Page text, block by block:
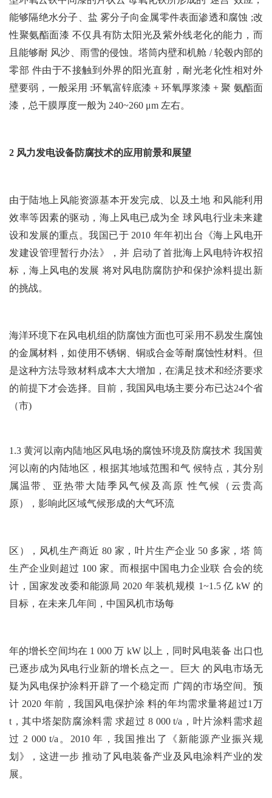
能够隔绝水分子、盐 雾分子向金属零件表面渗透和腐蚀 ;改
性聚氨酯面漆 不仅具有防太阳光及紫外线老化的能力，而
且能够耐 风沙、雨雪的侵蚀。塔筒内壁和机舱 / 轮毂内部的
零部 件由于不接触到外界的阳光直射，耐光老化性相对外
壁要弱，一般采用 :环氧富锌底漆 + 环氧厚浆漆 + 聚 氨酯面
漆，总干膜厚度一般为 240~260 μm 左右。
2 风力发电设备防腐技术的应用前景和展望
由于陆地上风能资源基本开发完成、以及土地 和风能利用
效率等因素的驱动，海上风电已成为全 球风电行业未来建
设和发展的重点。我国已于 2010 年年初出台《海上风电开
发建设管理暂行办法》，并 启动了首批海上风电特许权招
标，海上风电的发展 将对风电防腐防护和保护涂料提出新
的挑战。
海洋环境下在风电机组的防腐蚀方面也可采用不易发生腐蚀
的金属材料，如使用不锈钢、铜或合金等耐腐蚀性材料。但
是这种方法导致材料成本大大增加，在满足技术和经济要求
的前提下才会选择。目前，我国风电场主要分布已达24个省
（市)
1.3 黄河以南内陆地区风电场的腐蚀环境及防腐技术 我国黄
河以南的内陆地区，根据其地域范围和气 候特点，其分别
属温带、亚热带大陆季风气候及高原 性气候（云贵高
原），影响此区域气候形成的大气环流
区），风机生产商近 80 家，叶片生产企业 50 多家，塔 筒
生产企业则超过 100 家。而根据中国电力企业联 合会的统
计，国家发改委和能源局 2020 年装机规模 1~1.5 亿 kW 的
目标，在未来几年间，中国风机市场每
年的增长空间均在 1 000 万 kW 以上，同时风电装备 出口也
已逐步成为风电行业新的增长点之一。巨大 的风电市场无
疑为风电保护涂料开辟了一个稳定而 广阔的市场空间。预
计 2020 年前，我国风电保护涂 料的年均需求量将超过1万
t，其中塔架防腐涂料需 求超过 8 000 t/a，叶片涂料需求超
过 2 000 t/a。2010 年，我国推出了《新能源产业振兴规
划》，这进一步 推动了风电装备产业及风电涂料产业的发
展。